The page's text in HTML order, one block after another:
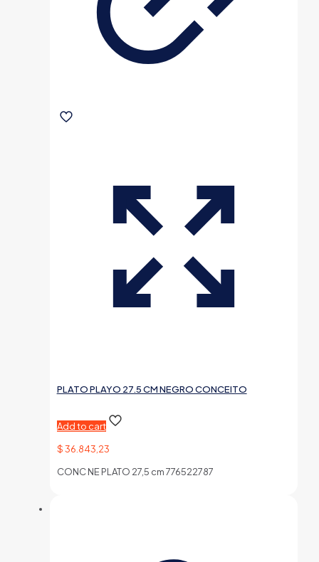
PLATO PLAYO 27.5 CM NEGRO CONCEITO
Add to cart
$36.843,23
CONC NE PLATO 27,5 cm 776522787